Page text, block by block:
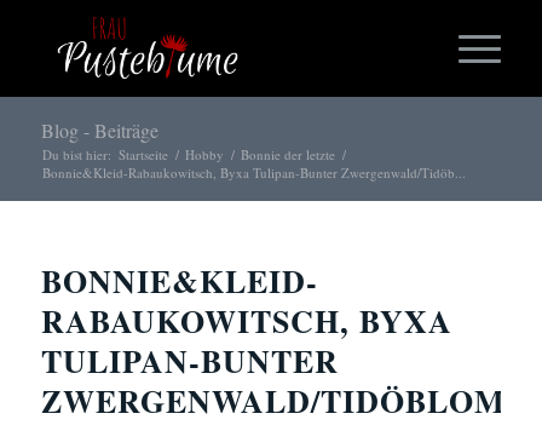
Blog - Beiträge
Du bist hier: Startseite / Hobby / Bonnie der letzte /
Bonnie&Kleid-Rabaukowitsch, Byxa Tulipan-Bunter Zwergenwald/Tidöb...
BONNIE&KLEID-
RABAUKOWITSCH, BYXA
TULIPAN-BUNTER
ZWERGENWALD/